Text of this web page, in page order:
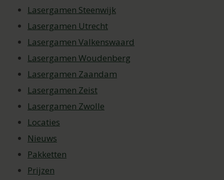
Lasergamen Steenwijk
Lasergamen Utrecht
Lasergamen Valkenswaard
Lasergamen Woudenberg
Lasergamen Zaandam
Lasergamen Zeist
Lasergamen Zwolle
Locaties
Nieuws
Pakketten
Prijzen